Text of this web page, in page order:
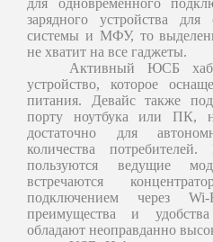
для одновременного
зарядного устройства для
системы и МФУ, то
не хватит на все гаджеты.
Активный ЮСБ
устройство, которое
питания. Девайс также
порту ноутбука или ПК,
достаточно для
количества
пользуются ведущие
встречаются
подключением через
преимущества и
обладают неоправданно